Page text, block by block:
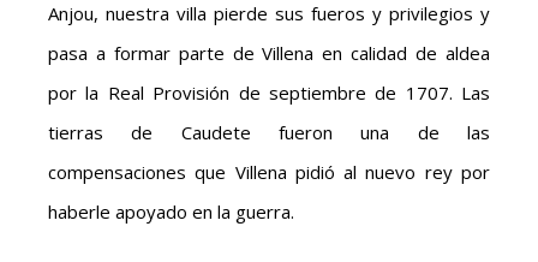
Anjou, nuestra villa pierde sus fueros y privilegios y
pasa a formar parte de Villena en calidad de aldea
por la Real Provisión de septiembre de 1707. Las
tierras de Caudete fueron una de las
compensaciones que Villena pidió al nuevo rey por
haberle apoyado en la guerra.